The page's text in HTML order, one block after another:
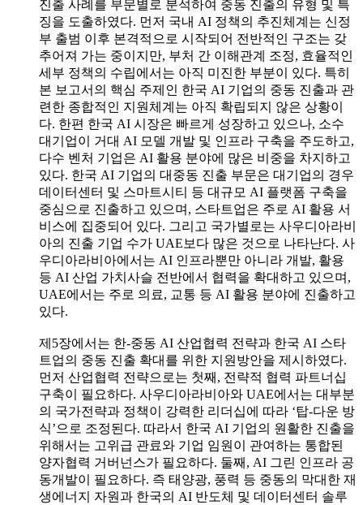
진출 사례를 부문별로 분석하여 중동 진출의 유형 및 특
징을 도출하였다. 먼저 국내 AI 정책의 추진체계는 신정
부 출범 이후 본격적으로 시작되어 전반적인 구조는 갖
추어져 가는 중이지만, 부처 간 이해관계 조정, 효율적인
세부 정책의 수립에서는 아직 미진한 부분이 있다. 특히
본 보고서의 핵심 주제인 한국 AI 기업의 중동 진출과 관
련한 종합적인 지원체계는 아직 확립되지 않은 상황이
다. 한편 한국 AI 시장은 빠르게 성장하고 있으나, 소수
대기업이 거대 AI 모델 개발 및 인프라 구축을 주도하고,
다수 벤처 기업은 AI 활용 분야에 많은 비중을 차지하고
있다. 한국 AI 기업의 대중동 진출 부문은 대기업의 경우
데이터센터 및 스마트시티 등 대규모 AI 플랫폼 구축을
중심으로 진출하고 있으며, 스타트업은 주로 AI 활용 서
비스에 집중되어 있다. 그리고 국가별로는 사우디아라비
아의 진출 기업 수가 UAE보다 많은 것으로 나타난다. 사
우디아라비아에서는 AI 인프라뿐만 아니라 개발, 활용
등 AI 산업 가치사슬 전반에서 협력을 확대하고 있으며,
UAE에서는 주로 의료, 교통 등 AI 활용 분야에 진출하고
있다.
제5장에서는 한-중동 AI 산업협력 전략과 한국 AI 스타
트업의 중동 진출 확대를 위한 지원방안을 제시하였다.
먼저 산업협력 전략으로는 첫째, 전략적 협력 파트너십
구축이 필요하다. 사우디아라비아와 UAE에서는 대부분
의 국가전략과 정책이 강력한 리더십에 따라 ‘탑-다운 방
식’으로 조정된다. 따라서 한국 AI 기업의 원활한 진출을
위해서는 고위급 관료와 기업 임원이 관여하는 통합된
양자협력 거버넌스가 필요하다. 둘째, AI 그린 인프라 공
동개발이 필요하다. 즉 태양광, 풍력 등 중동의 막대한 재
생에너지 자원과 한국의 AI 반도체 및 데이터센터 솔루